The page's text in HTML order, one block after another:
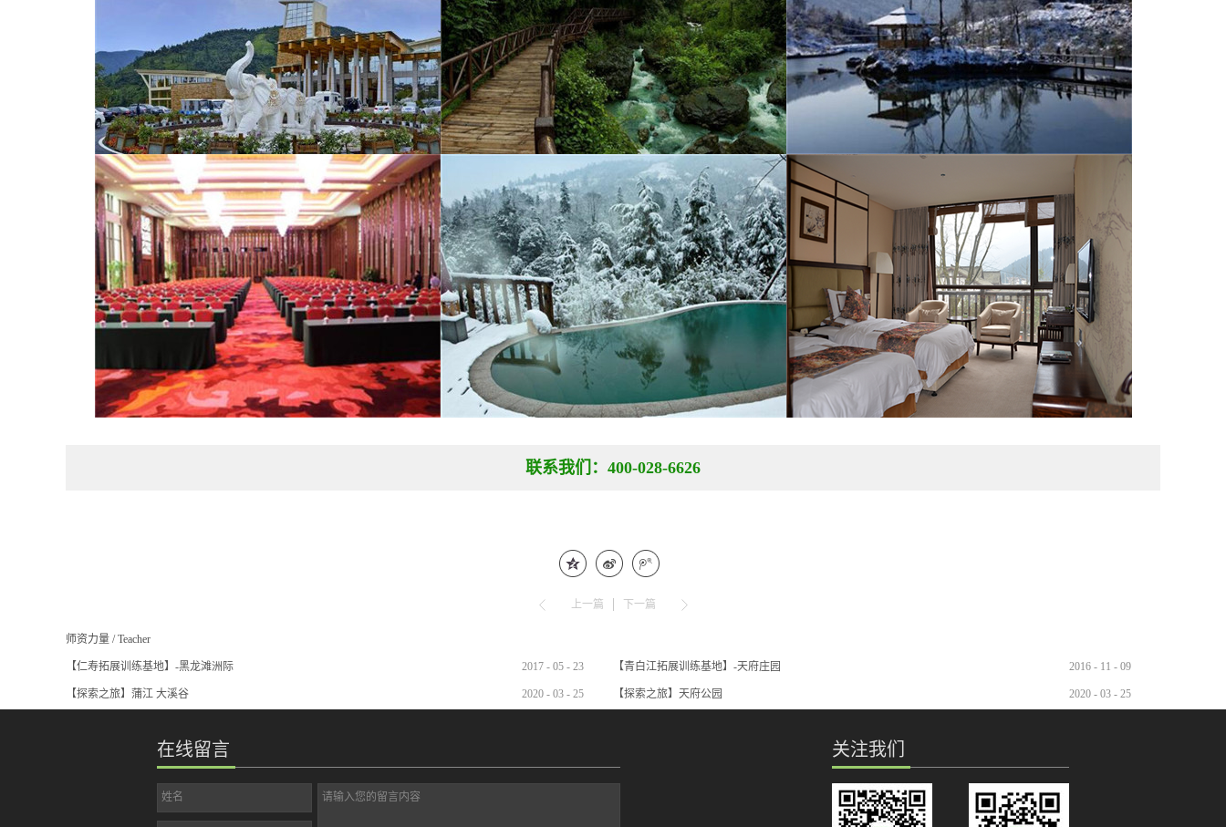
联系我们：400-028-6626
上一篇 下一篇
师资力量 / Teacher
【仁寿拓展训练基地】-黑龙滩洲际 2017 - 05 - 23 【青白江拓展训练基地】-天府庄园 2016 - 11 - 09
【探索之旅】蒲江 大溪谷 2020 - 03 - 25 【探索之旅】天府公园 2020 - 03 - 25
在线留言 关注我们
姓名 请输入您的留言内容